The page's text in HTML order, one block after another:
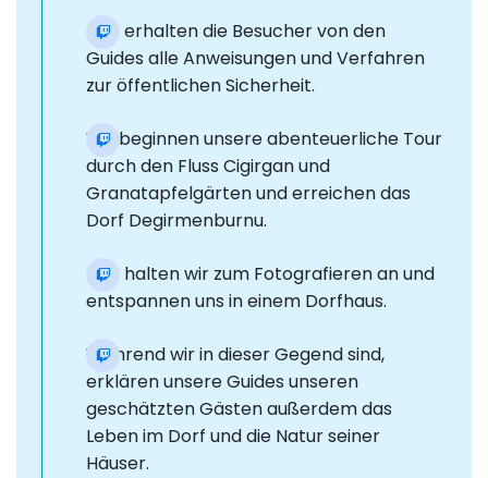
Hier erhalten die Besucher von den
Guides alle Anweisungen und Verfahren
zur öffentlichen Sicherheit.
Wir beginnen unsere abenteuerliche Tour
durch den Fluss Cigirgan und
Granatapfelgärten und erreichen das
Dorf Degirmenburnu.
Hier halten wir zum Fotografieren an und
entspannen uns in einem Dorfhaus.
Während wir in dieser Gegend sind,
erklären unsere Guides unseren
geschätzten Gästen außerdem das
Leben im Dorf und die Natur seiner
Häuser.